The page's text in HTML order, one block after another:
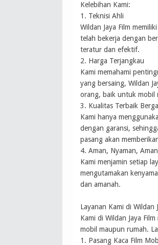
Kelebihan Kami:
1. Teknisi Ahli
Wildan Jaya Film
telah bekerja dengan
teratur dan efektif.
2. Harga Terjangkau
Kami memahami
yang bersaing, Wildan
orang, baik untuk mobil
3. Kualitas Terbaik
Kami hanya
dengan garansi,
pasang akan
4. Aman, Nyaman,
Kami menjamin setiap
mengutamakan
dan amanah.
Layanan Kami di Wildan
Kami di Wildan Jaya
mobil maupun rumah.
1. Pasang Kaca Film